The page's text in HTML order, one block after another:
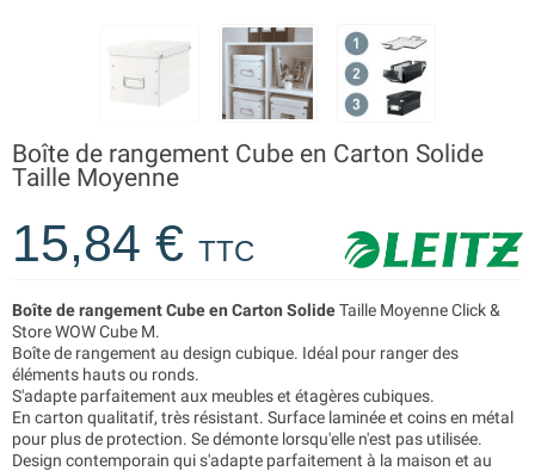
Boîte de rangement Cube en Carton Solide
Taille Moyenne
15,84 € TTC
Boîte de rangement Cube en Carton SolideTaille Moyenne Click &
Store WOW Cube M.
Boîte de rangement au design cubique. Idéal pour ranger des
éléments hauts ou ronds.
S'adapte parfaitement aux meubles et étagères cubiques.
En carton qualitatif, très résistant. Surface laminée et coins en métal
pour plus de protection. Se démonte lorsqu'elle n'est pas utilisée.
Design contemporain qui s'adapte parfaitement à la maison et au